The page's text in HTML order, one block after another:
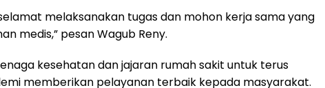
melaksanakan tugas dan mohon kerja sama yang
medis,” pesan Wagub Reny.
kesehatan dan jajaran rumah sakit untuk terus
memberikan pelayanan terbaik kepada masyarakat.